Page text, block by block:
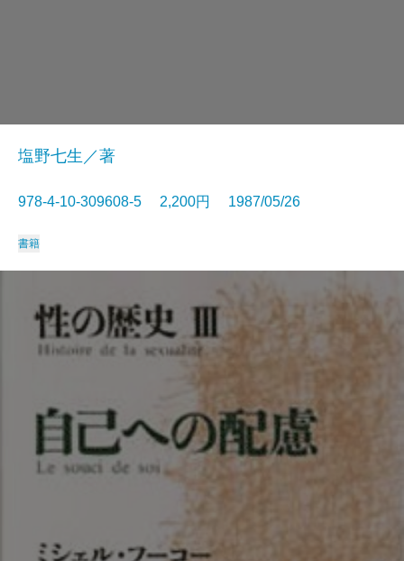
塩野七生／著
978-4-10-309608-5 2,200円 1987/05/26
書籍